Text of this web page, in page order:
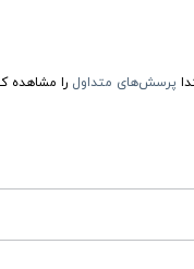
پرسش‌های متداول را مشاهده